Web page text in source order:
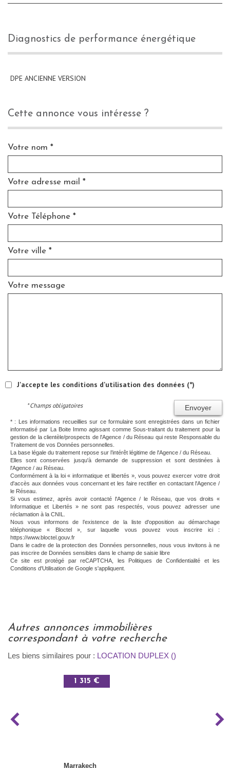
diagnostics de performance énergétique
DPE ANCIENNE VERSION
cette annonce vous intéresse ?
Votre nom *
Votre adresse mail *
Votre Téléphone *
Votre ville *
Votre message
J'accepte les conditions d'utilisation des données (*)
Envoyer
* Champs obligatoires
* : Les informations recueillies sur ce formulaire sont enregistrées dans un fichier
informatisé par La Boite Immo agissant comme Sous-traitant du traitement pour la
gestion de la clientèle/prospects de l'Agence / du Réseau qui reste Responsable du
Traitement de vos Données personnelles.
La base légale du traitement repose sur l’intérêt légitime de l'Agence / du Réseau.
Elles sont conservées jusqu'à demande de suppression et sont destinées à
l'Agence / au Réseau.
Conformément à la loi « informatique et libertés », vous pouvez exercer votre droit
d'accès aux données vous concernant et les faire rectifier en contactant l'Agence /
le Réseau.
Si vous estimez, après avoir contacté l'Agence / le Réseau, que vos droits «
Informatique et Libertés » ne sont pas respectés, vous pouvez adresser une
réclamation à la CNIL.
Nous vous informons de l’existence de la liste d'opposition au démarchage
téléphonique « Bloctel », sur laquelle vous pouvez vous inscrire ici :
https://www.bloctel.gouv.fr
Dans le cadre de la protection des Données personnelles, nous vous invitons à ne
pas inscrire de Données sensibles dans le champ de saisie libre
Ce site est protégé par reCAPTCHA, les Politiques de Confidentialité et les
Conditions d'Utilisation de Google s'appliquent.
autres annonces immobilières
correspondant à votre recherche
Les biens similaires pour : LOCATION DUPLEX ()
1 315 €
Marrakech